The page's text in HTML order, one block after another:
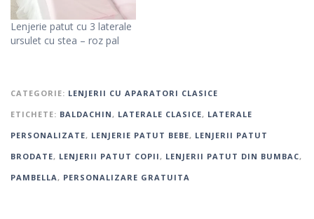
Lenjerie patut cu 3 laterale
ursulet cu stea – roz pal
CATEGORIE: LENJERII CU APARATORI CLASICE
ETICHETE: BALDACHIN, LATERALE CLASICE, LATERALE
PERSONALIZATE, LENJERIE PATUT BEBE, LENJERII PATUT
BRODATE, LENJERII PATUT COPII, LENJERII PATUT DIN BUMBAC,
PAMBELLA, PERSONALIZARE GRATUITA